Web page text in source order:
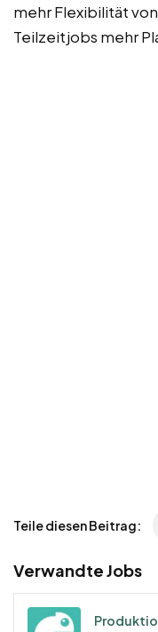
mehr Flexibilität
Teilzeitjobs mehr
Teile diesen Beitrag:
Verwandte Jobs